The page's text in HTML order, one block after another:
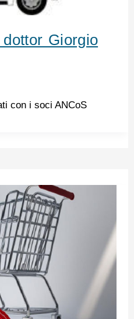
Giorgio
con i soci ANCoS